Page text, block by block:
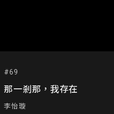
#69
那一剎那，我存在
李怡璇